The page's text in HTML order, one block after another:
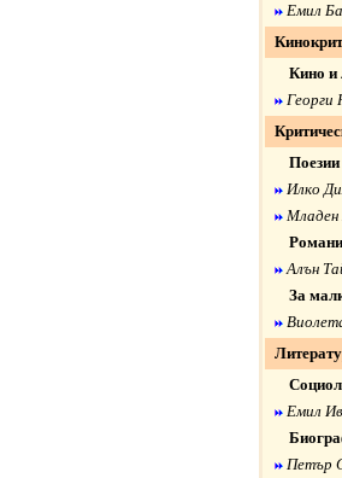
Емил
Кино и
Георги
Поезии
Илко
Младен
Алън
За
Емил
Петър